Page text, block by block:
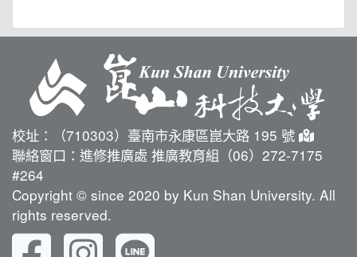
校址：（710303）臺南市永康區崑大路 195 號
聯絡窗口：進修推廣處 推廣教育組（06）272-7175
#264
Copyright © since 2020 by Kun Shan University. All
rights reserved.